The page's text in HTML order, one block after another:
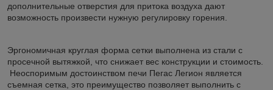
дополнительные отверстия для притока воздуха дают
возможность произвести нужную регулировку горения.
Эргономичная круглая форма сетки выполнена из стали с
просечной вытяжкой, что снижает вес конструкции и стоимость.
Неоспоримым достоинством печи Пегас Легион является
съемная сетка, это преимущество позволяет выполнить с